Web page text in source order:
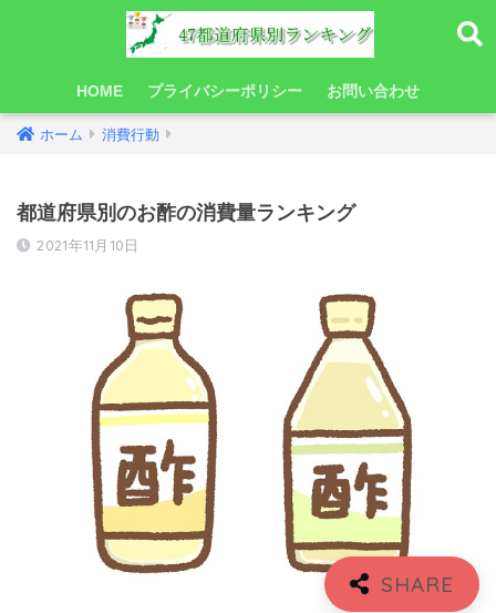
HOME プライバシーポリシー お問い合わせ
ホーム 消費行動
都道府県別のお酢の消費量ランキング
2021年11月10日